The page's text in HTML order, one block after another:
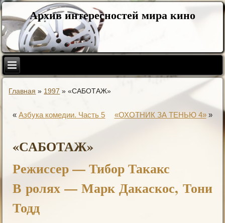
Архив интересностей мира кино
Главная » 1997 »«САБОТАЖ»
«Азбука комедии. Часть 5 «ОХОТНИК ЗА ТЕНЬЮ 4»»
«САБОТАЖ»
Режиссер — Тибор Такакс
В ролях — Марк Дакаскос, Тони
Тодд